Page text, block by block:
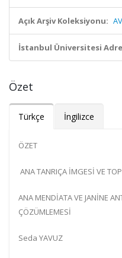
Açık Arşiv Koleksiyonu:
İstanbul Üniversitesi
Özet
Türkçe İngilizce
ÖZET
ANA TANRIÇA İMGESİ VE
ANA MENDİATA VE JANİNE
ÇÖZÜMLEMESİ
Seda YAVUZ